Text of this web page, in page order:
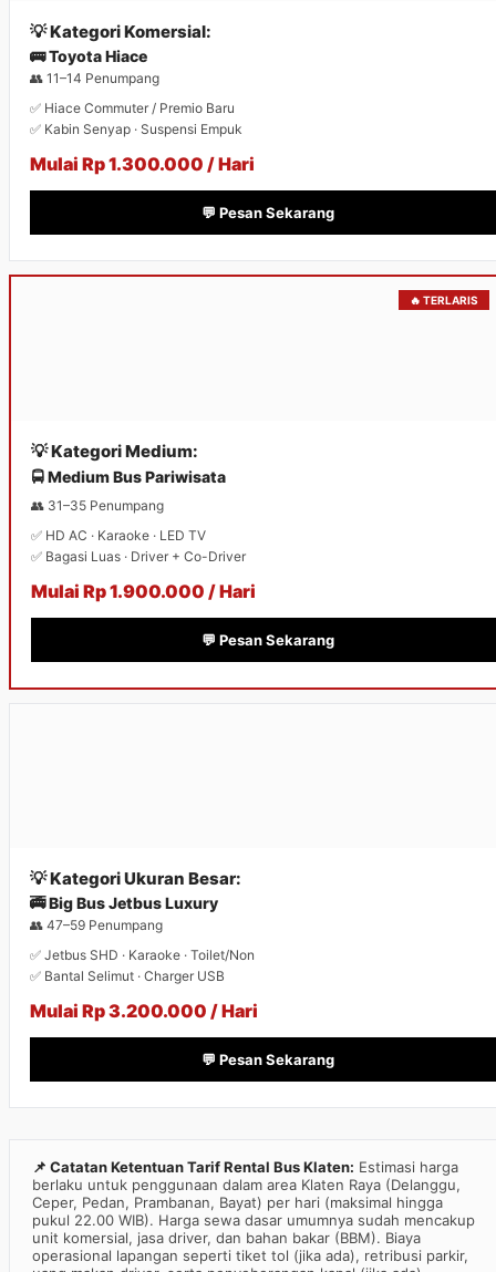
💡 Kategori Komersial:
🚌 Toyota Hiace
👥 11–14 Penumpang
✅ Hiace Commuter / Premio Baru
✅ Kabin Senyap · Suspensi Empuk
Mulai Rp 1.300.000 / Hari
💬 Pesan Sekarang
🔥 TERLARIS
💡 Kategori Medium:
🚍 Medium Bus Pariwisata
👥 31–35 Penumpang
✅ HD AC · Karaoke · LED TV
✅ Bagasi Luas · Driver + Co-Driver
Mulai Rp 1.900.000 / Hari
💬 Pesan Sekarang
💡 Kategori Ukuran Besar:
🚎 Big Bus Jetbus Luxury
👥 47–59 Penumpang
✅ Jetbus SHD · Karaoke · Toilet/Non
✅ Bantal Selimut · Charger USB
Mulai Rp 3.200.000 / Hari
💬 Pesan Sekarang
📌 Catatan Ketentuan Tarif Rental Bus Klaten: Estimasi harga
berlaku untuk penggunaan dalam area Klaten Raya (Delanggu,
Ceper, Pedan, Prambanan, Bayat) per hari (maksimal hingga
pukul 22.00 WIB). Harga sewa dasar umumnya sudah mencakup
unit komersial, jasa driver, dan bahan bakar (BBM). Biaya
operasional lapangan seperti tiket tol (jika ada), retribusi parkir,